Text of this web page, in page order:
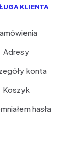
KLIENTA
Adresy
konta
Koszyk
hasła